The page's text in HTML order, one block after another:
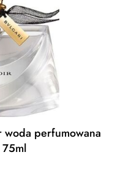
woda perfumowana
75ml